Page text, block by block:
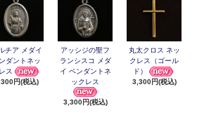
チア メダイ
ダントネッ
ス
円(税込)
アッシジの聖フ
ランシスコ メダ
イ ペンダントネ
ックレス
3,300円(税込)
丸太クロス ネッ
クレス（ゴール
ド）
3,300円(税込)